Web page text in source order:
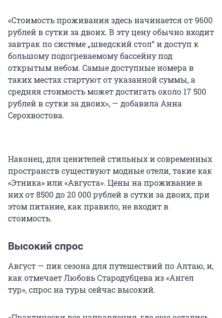
«Стоимость проживания здесь начинается от 9600
рублей в сутки за двоих. В эту цену обычно входит
завтрак по системе „шведский стол“ и доступ к
большому подогреваемому бассейну под
открытым небом. Самые доступные номера в
таких местах стартуют от указанной суммы, а
средняя стоимость может достигать около 17 500
рублей в сутки за двоих», — добавила Анна
Серохвостова.
Наконец, для ценителей стильных и современных
пространств существуют модные отели, такие как
«Этника» или «Августа». Цены на проживание в
них от 8500 до 20 000 рублей в сутки за двоих, при
этом питание, как правило, не входит в
стоимость.
Высокий спрос
Август — пик сезона для путешествий по Алтаю, и,
как отмечает Любовь Стародубцева из «Ангел
тур», спрос на туры сейчас высокий.